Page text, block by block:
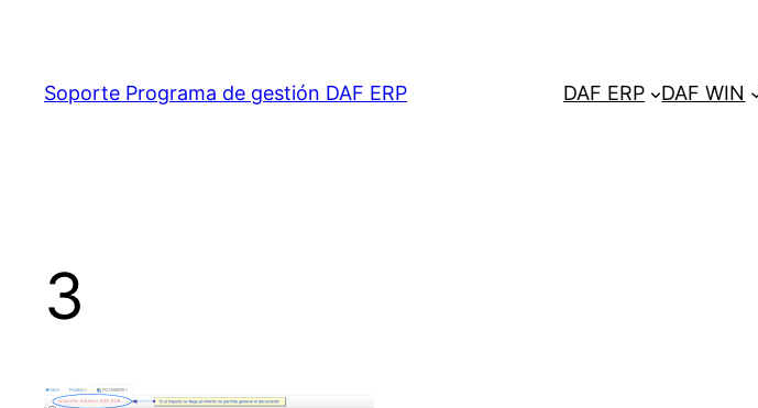
contenido
Soporte Programa de gestión DAF ERP DAF ERP DAF WIN
3